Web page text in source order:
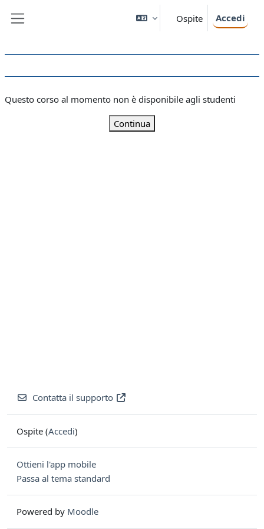
Ospite Accedi
Questo corso al momento non è disponibile agli studenti
Continua
Contatta il supporto
Ospite (Accedi)
Ottieni l'app mobile
Passa al tema standard
Powered by Moodle